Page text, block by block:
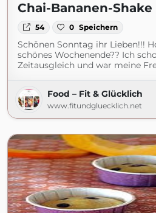
Chai-Bananen-Shake
54 0 Speichern
Schönen Sonntag ihr Lieben!!!
schönes Wochenende?? Ich
Zeitausgleich und war meine
Food – Fit & Glücklich
www.fitundgluecklich.net